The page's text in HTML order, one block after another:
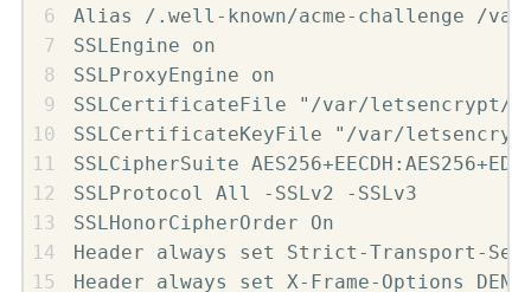
Alias /.well-known/acme-challenge /
SSLEngine on
SSLProxyEngine on
SSLCertificateFile "/var/letsencrypt/
SSLCertificateKeyFile "/var/
SSLCipherSuite AES256+EECDH:AES256+EDH
SSLProtocol All -SSLv2 -SSLv3
SSLHonorCipherOrder On
Header always set Strict-Transport-
Header always set X-Frame-Options DENY